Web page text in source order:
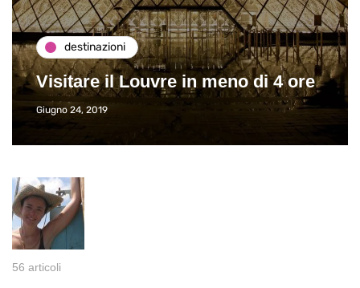
destinazioni
Visitare il Louvre in meno di 4 ore
Giugno 24, 2019
56 articoli